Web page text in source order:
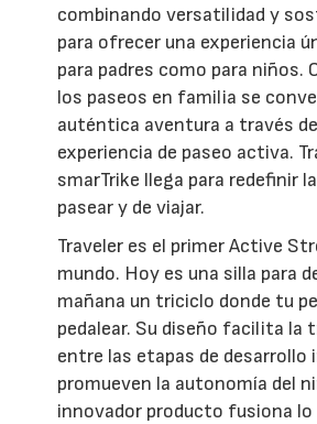
combinando versatilidad y
para ofrecer una experiencia
para padres como para niños.
los paseos en familia se
auténtica aventura a través
experiencia de paseo activa.
smarTrike llega para redefinir
pasear y de viajar.
Traveler es el primer Active
mundo. Hoy es una silla para
mañana un triciclo donde tu
pedalear. Su diseño facilita la
entre las etapas de desarrollo
promueven la autonomía del
innovador producto fusiona lo